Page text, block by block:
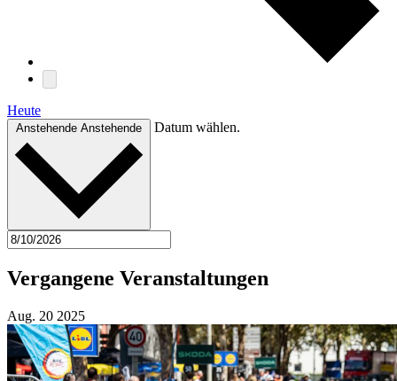
Heute
Anstehende Anstehende Datum wählen.
Vergangene Veranstaltungen
Aug. 20 2025